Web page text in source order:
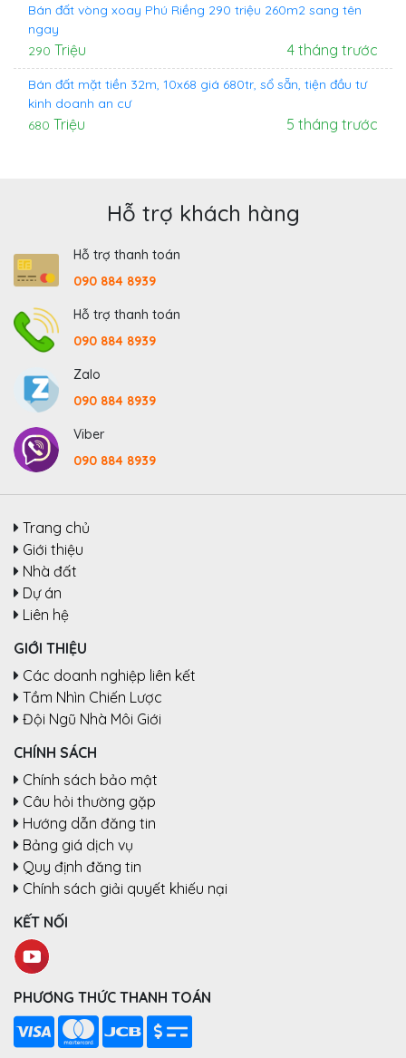
Bán đất vòng xoay Phú Riềng 290 triệu 260m2 sang tên
ngay
290 Triệu 4 tháng trước
Bán đất mặt tiền 32m, 10x68 giá 680tr, sổ sẵn, tiện đầu tư
kinh doanh an cư
680 Triệu 5 tháng trước
Hỗ trợ khách hàng
Hỗ trợ thanh toán
090 884 8939
Hỗ trợ thanh toán
090 884 8939
Zalo
090 884 8939
Viber
090 884 8939
Trang chủ
Giới thiệu
Nhà đất
Dự án
Liên hệ
GIỚI THIỆU
Các doanh nghiệp liên kết
Tầm Nhìn Chiến Lược
Đội Ngũ Nhà Môi Giới
CHÍNH SÁCH
Chính sách bảo mật
Câu hỏi thường gặp
Hướng dẫn đăng tin
Bảng giá dịch vụ
Quy định đăng tin
Chính sách giải quyết khiếu nại
KẾT NỐI
PHƯƠNG THỨC THANH TOÁN